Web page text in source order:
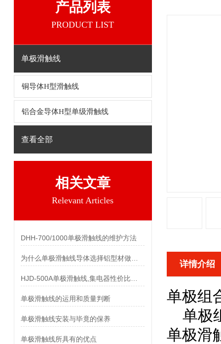
产品列表
PRODUCT LIST
单极滑触线
铜导体H型滑触线
铝合金导体H型单级滑触线
查看全部
相关文章
Relevant Articles
DHH-700/1000单极滑触线的维护方法
单极滑触线的运用和质量判断
单极滑触线安装与毕竟的保养
单极滑触线所具有的优点
详情介绍
单极组
单极
单极滑